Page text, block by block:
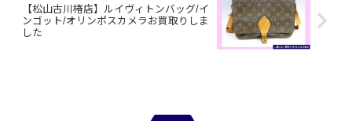
【松山古川椿店】ルイヴィトンバッグ/イ
ンゴット/オリンポスカメラお買取りしま
した